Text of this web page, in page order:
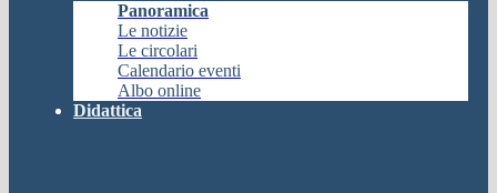
Panoramica
Le notizie
Le circolari
Calendario eventi
Albo online
Didattica